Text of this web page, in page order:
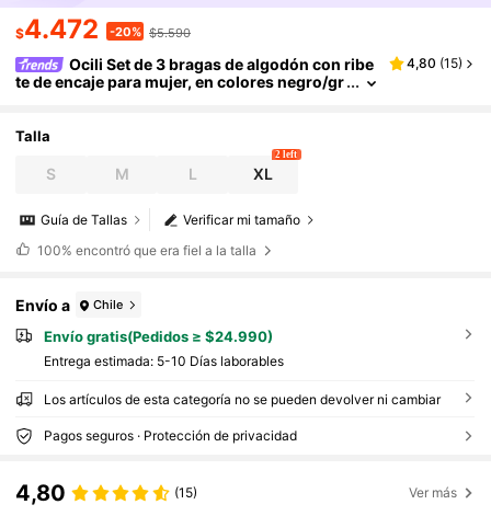
$4.472 -20% $5.590
Ocili Set de 3 bragas de algodón con ribe
te de encaje para mujer, en colores negro/gr
4,80 (15)
Talla
S M L XL
2 left
Verificar mi tamaño
Guía de Tallas
100% encontró que era fiel a la talla
Envío a Chile
Envío gratis(Pedidos ≥ $24.990)
Entrega estimada: 5-10 Días laborables
Los artículos de esta categoría no se pueden devolver ni cambiar
Pagos seguros · Protección de privacidad
4,80 (15) Ver más